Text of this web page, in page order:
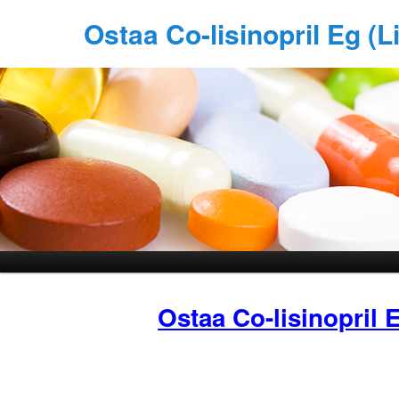
Ostaa Co-lisinopril Eg
Ostaa Co-lisinopril